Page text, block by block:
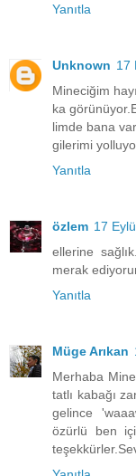
Yanıtla
Unknown 17
Mineciğim
ka
limde bana
gilerimi
Yanıtla
özlem 17
ellerine
merak
Yanıtla
Müge Arıkan
Merhaba
tatlı kabağı
gelince
özürlü ben